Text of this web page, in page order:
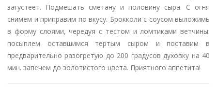
загустеет. Подмешать сметану и половину сыра. С огня
снимем и приправим по вкусу. Брокколи с соусом выложимь
в форму слоями, чередуя с тестом и ломтиками ветчины.
посыплем оставшимся тертым сыром и поставим в
предварительно разогретую до 200 градусов духовку на 40
мин. запечем до золотистого цвета. Приятного аппетита!